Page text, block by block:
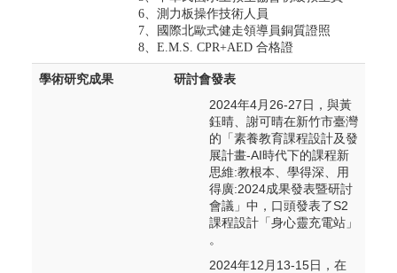
6、 測力板操作技術人員
7、
國際北歐式健走領導員銅質證照
8、E.M.S. CPR+AED 合格證
學術研究成果
研討會發表
2024年4月26-27日，與黃
鈺晴、謝可晴在新竹市臺灣
的「素養教育課程設計及發
展計畫-AI時代下的課程新
思維:教根本、學得深、用
得廣:2024成果發表暨研討
會議」中，口頭發表了S2
課程設計「身心靈充電站」
。
2024年12月13-15日，在